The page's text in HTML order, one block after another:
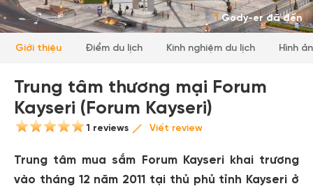
1Gody-er đã đến
Giới thiệu Điểm du lịch Kinh nghiệm du lịch Hình
Trung tâm thương mại Forum
Kayseri (Forum Kayseri)
1 reviews Viết review
Trung tâm mua sắm Forum Kayseri khai trương
vào tháng 12 năm 2011 tại thủ phủ tỉnh Kayseri ở